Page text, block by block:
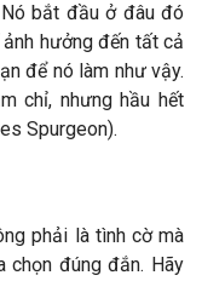
bắt đầu ở đâu đó
hưởng đến tất cả
để nó làm như vậy.
chỉ, nhưng hầu hết
Spurgeon).
phải là tình cờ mà
đúng đắn. Hãy